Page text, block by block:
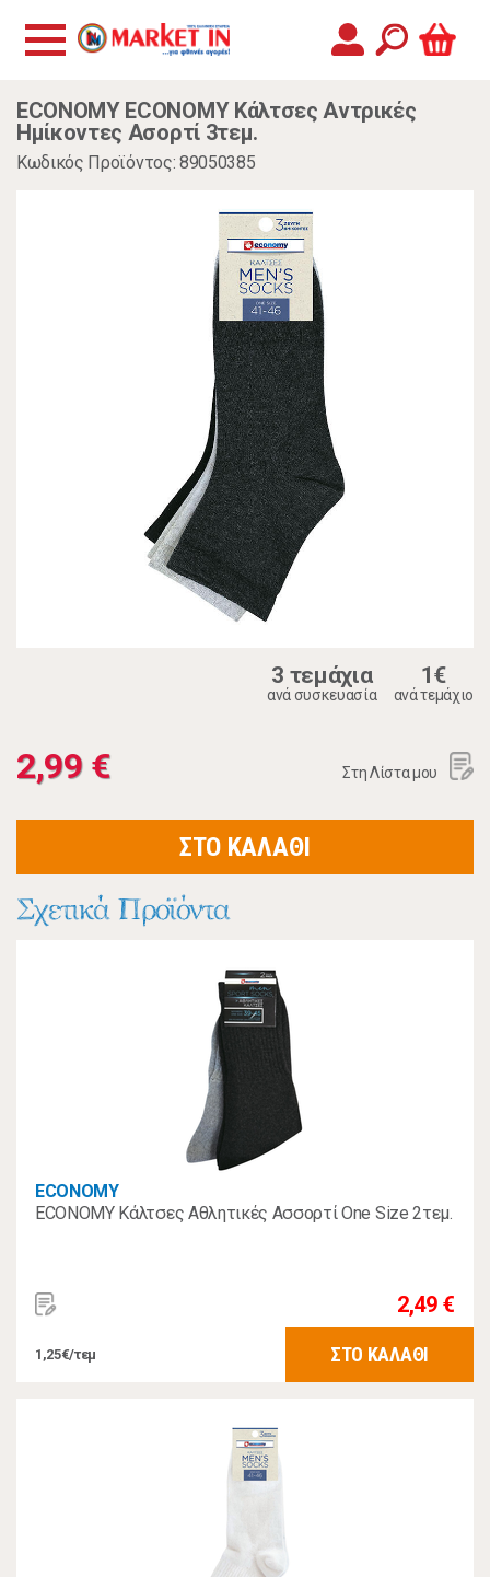
ECONOMY ECONOMY Κάλτσες Αντρικές
Ημίκοντες Ασορτί 3τεμ.
Κωδικός Προϊόντος: 89050385
3 τεμάχια
ανά συσκευασία
1€
ανά τεμάχιο
2,99 € Στη Λίστα μου
ΣΤΟ ΚΑΛΑΘΙ
Σχετικά Προϊόντα
ECONOMY
ECONOMY Κάλτσες Αθλητικές Ασσορτί One Size 2τεμ.
2,49 €
1,25€/τεμ ΣΤΟ ΚΑΛΑΘΙ